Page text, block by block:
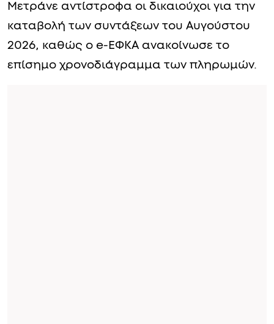
Μετράνε αντίστροφα οι δικαιούχοι για την
καταβολή των συντάξεων του Αυγούστου
2026, καθώς ο e-ΕΦΚΑ ανακοίνωσε το
επίσημο χρονοδιάγραμμα των πληρωμών.